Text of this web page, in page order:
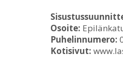
Osoite:
Puhelinnumero:
Kotisivut: